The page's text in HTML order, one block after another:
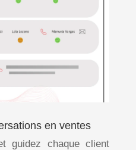
en ventes
guidez chaque client